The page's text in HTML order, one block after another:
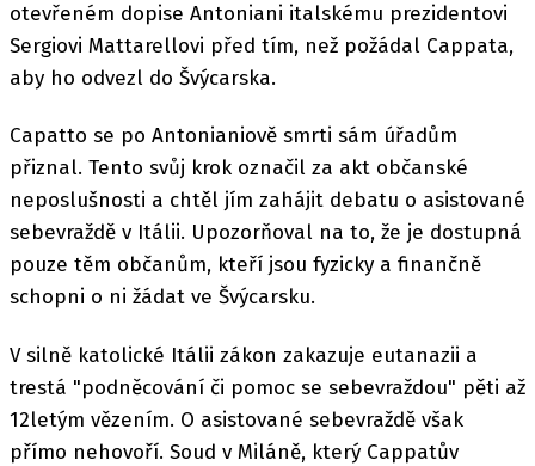
otevřeném dopise Antoniani italskému prezidentovi
Sergiovi Mattarellovi před tím, než požádal Cappata,
aby ho odvezl do Švýcarska.
Capatto se po Antonianiově smrti sám úřadům
přiznal. Tento svůj krok označil za akt občanské
neposlušnosti a chtěl jím zahájit debatu o asistované
sebevraždě v Itálii. Upozorňoval na to, že je dostupná
pouze těm občanům, kteří jsou fyzicky a finančně
schopni o ni žádat ve Švýcarsku.
V silně katolické Itálii zákon zakazuje eutanazii a
trestá "podněcování či pomoc se sebevraždou" pěti až
12letým vězením. O asistované sebevraždě však
přímo nehovoří. Soud v Miláně, který Cappatův